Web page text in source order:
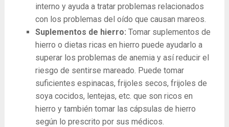
interno y ayuda a tratar problemas relacionados
con los problemas del oído que causan mareos.
Suplementos de hierro: Tomar suplementos de
hierro o dietas ricas en hierro puede ayudarlo a
superar los problemas de anemia y así reducir el
riesgo de sentirse mareado. Puede tomar
suficientes espinacas, frijoles secos, frijoles de
soya cocidos, lentejas, etc. que son ricos en
hierro y también tomar las cápsulas de hierro
según lo prescrito por sus médicos.